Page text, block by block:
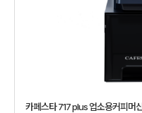
카페스타 717 plus 업소용커피머